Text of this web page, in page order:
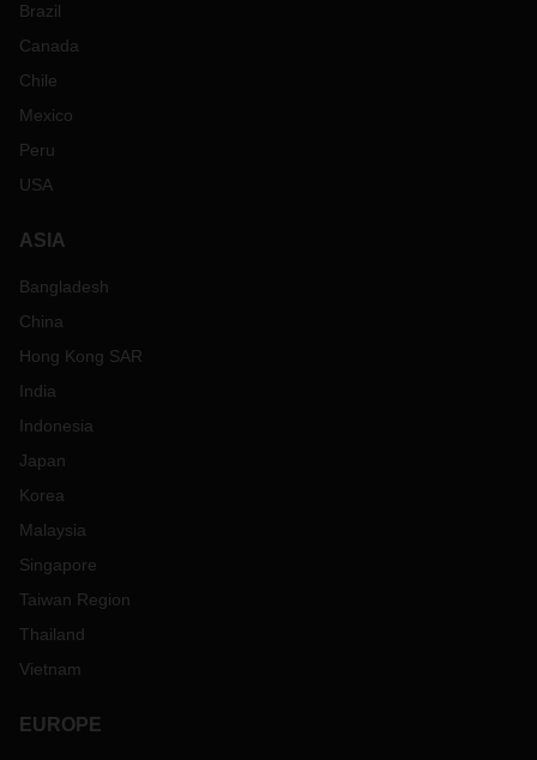
Brazil
Canada
Chile
Mexico
Peru
USA
ASIA
Bangladesh
China
Hong Kong SAR
India
Indonesia
Japan
Korea
Malaysia
Singapore
Taiwan Region
Thailand
Vietnam
EUROPE